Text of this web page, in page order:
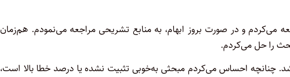
و در صورت بروز ابهام، به منابع تشریحی مراجعه می‌نمودم. هم‌زمان
را حل می‌کردم.
چنانچه احساس می‌کردم مبحثی به‌خوبی تثبیت نشده یا درصد خطا بالا است،